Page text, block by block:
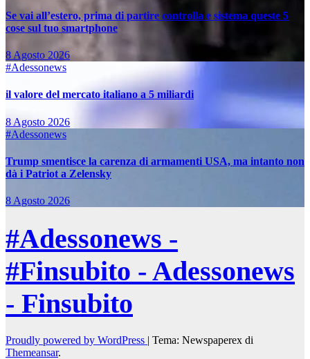
Se vai all’estero, prima di partire controlla e sistema queste 5
cose sul tuo smartphone
8 Agosto 2026
#Adessonews
il valore del mercato italiano a 5 miliardi
8 Agosto 2026
#Adessonews
Trump smentisce la carenza di armamenti USA, ma intanto non
dà i Patriot a Zelensky
8 Agosto 2026
#Adessonews -
#Finsubito - Adessonews
- Finsubito
Proudly powered by WordPress | Tema: Newspaperex di
Themeansar.